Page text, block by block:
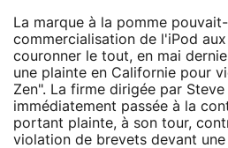
La marque à la pomme
commercialisation de l'iPod
couronner le tout, en mai
une plainte en Californie pour
Zen". La firme dirigée par
immédiatement passée à la
portant plainte, à son tour,
violation de brevets devant